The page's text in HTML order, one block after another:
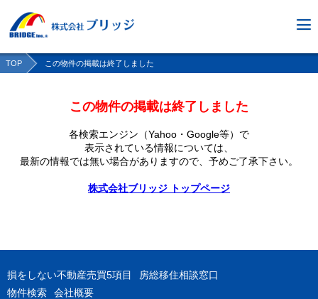
TOP この物件の掲載は終了しました
この物件の掲載は終了しました
各検索エンジン（Yahoo・Google等）で
表示されている情報については、
最新の情報では無い場合がありますので、 予めご了承下さい。
株式会社ブリッジ トップページ
損をしない不動産売買5項目
房総移住相談窓口
物件検索
会社概要